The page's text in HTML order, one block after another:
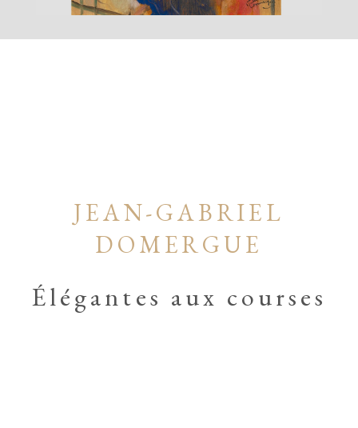
JEAN-GABRIEL
DOMERGUE
Élégantes aux courses